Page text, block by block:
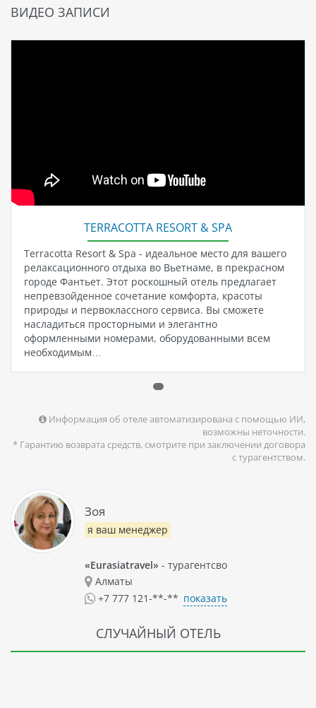
ВИДЕО ЗАПИСИ
TERRACOTTA RESORT & SPA
Terracotta Resort & Spa - идеальное место для вашего
релаксационного отдыха во Вьетнаме, в прекрасном
городе Фантьет. Этот роскошный отель предлагает
непревзойденное сочетание комфорта, красоты
природы и первоклассного сервиса. Вы сможете
насладиться просторными и элегантно
оформленными номерами, оборудованными всем
необходимым…
Информация об отеле автоматизирована с помощью ИИ,
возможны неточности.
* Гарантию возврата средств, смотрите при заключении договора
с турагентством.
Зоя
я ваш менеджер
«Eurasiatravel» - турагентсво
Алматы
+7 777 121-**-** показать
СЛУЧАЙНЫЙ ОТЕЛЬ